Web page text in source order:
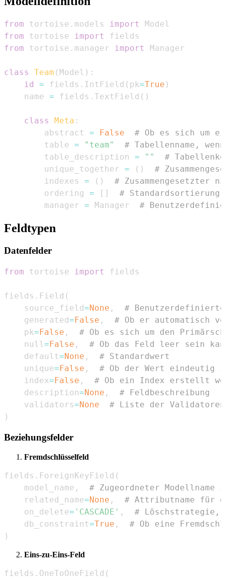
from tortoise . models import
from tortoise import
from tortoise . manager import
class Team ( Model ) :
id
= fields . IntField ( pk=True )
    name
= fields . TextField ( )
class Meta :
        abstract
= False
# Ob es sich um
        table
= "team"
# Tabellenname,
        table_description
= ""
#
        unique_together
= ( )
#
        indexes
= ( )
# Zusammengesetzter
        ordering
= [ ]
# Standardsortierung
        manager
= Manager #
Feldtypen
Datenfelder
from tortoise import
fields . Field (
    source_field
=None ,
#
    generated
=False ,
# Ob er automatisch
    pk
=False ,
# Ob es sich um den
    null
=False ,
# Ob das Feld leer sein
    default
=None ,
# Standardwert
    unique
=False ,
# Ob der Wert eindeutig
    index
=False ,
# Ob ein Index erstellt
    description
=None ,
# Feldbeschreibung
    validators
=None
# Liste der Validatoren
)
Beziehungsfelder
Fremdschlüsselfeld
fields . ForeignKeyField (
    model_name
,
# Zugeordneter Modellname
    related_name
=None ,
# Attributname für
    on_delete
= 'CASCADE' ,
# Löschstrategie,
    db_constraint
=True ,
# Ob eine
)
Eins-zu-Eins-Feld
fields . OneToOneField (